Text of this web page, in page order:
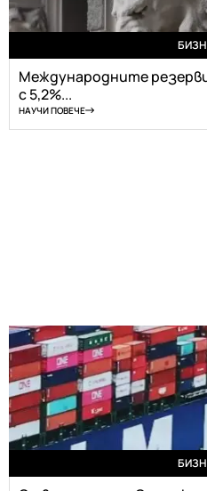
Международните
с 5,2%...
НАУЧИ ПОВЕЧЕ